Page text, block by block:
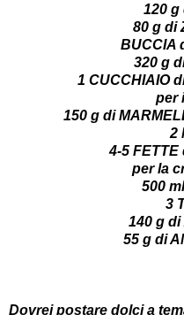
120 g
80 g di
BUCCIA
320 g
1 CUCCHIAIO
per
150 g di
2
4-5 FETTE
per la
500
3
140 g di
55 g di
Dovrei postare dolci a